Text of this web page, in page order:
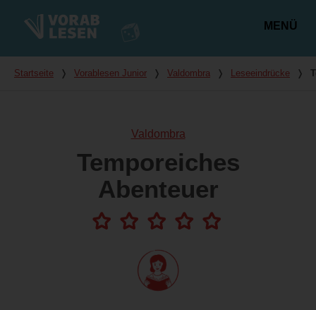
MENÜ
Du bist hier
Startseite ❭ Vorablesen Junior ❭ Valdombra ❭ Leseeindrücke ❭
Valdombra
Temporeiches
Abenteuer